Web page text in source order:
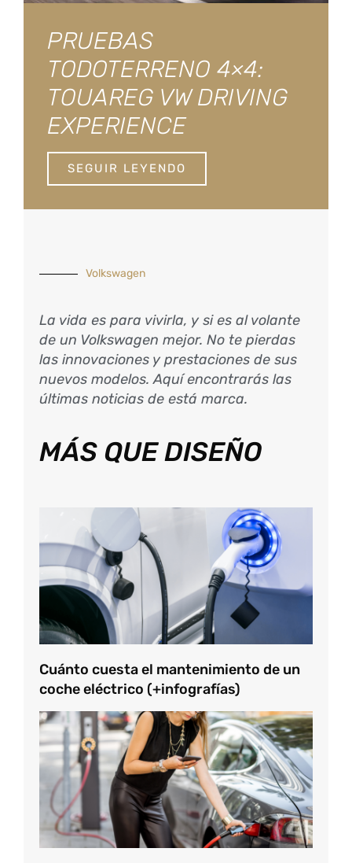
PRUEBAS
TODOTERRENO 4×4:
TOUAREG VW DRIVING
EXPERIENCE
SEGUIR LEYENDO
Volkswagen
La vida es para vivirla, y si es al volante
de un Volkswagen mejor. No te pierdas
las innovaciones y prestaciones de sus
nuevos modelos. Aquí encontrarás las
últimas noticias de está marca.
MÁS QUE DISEÑO
Cuánto cuesta el mantenimiento de un
coche eléctrico (+infografías)